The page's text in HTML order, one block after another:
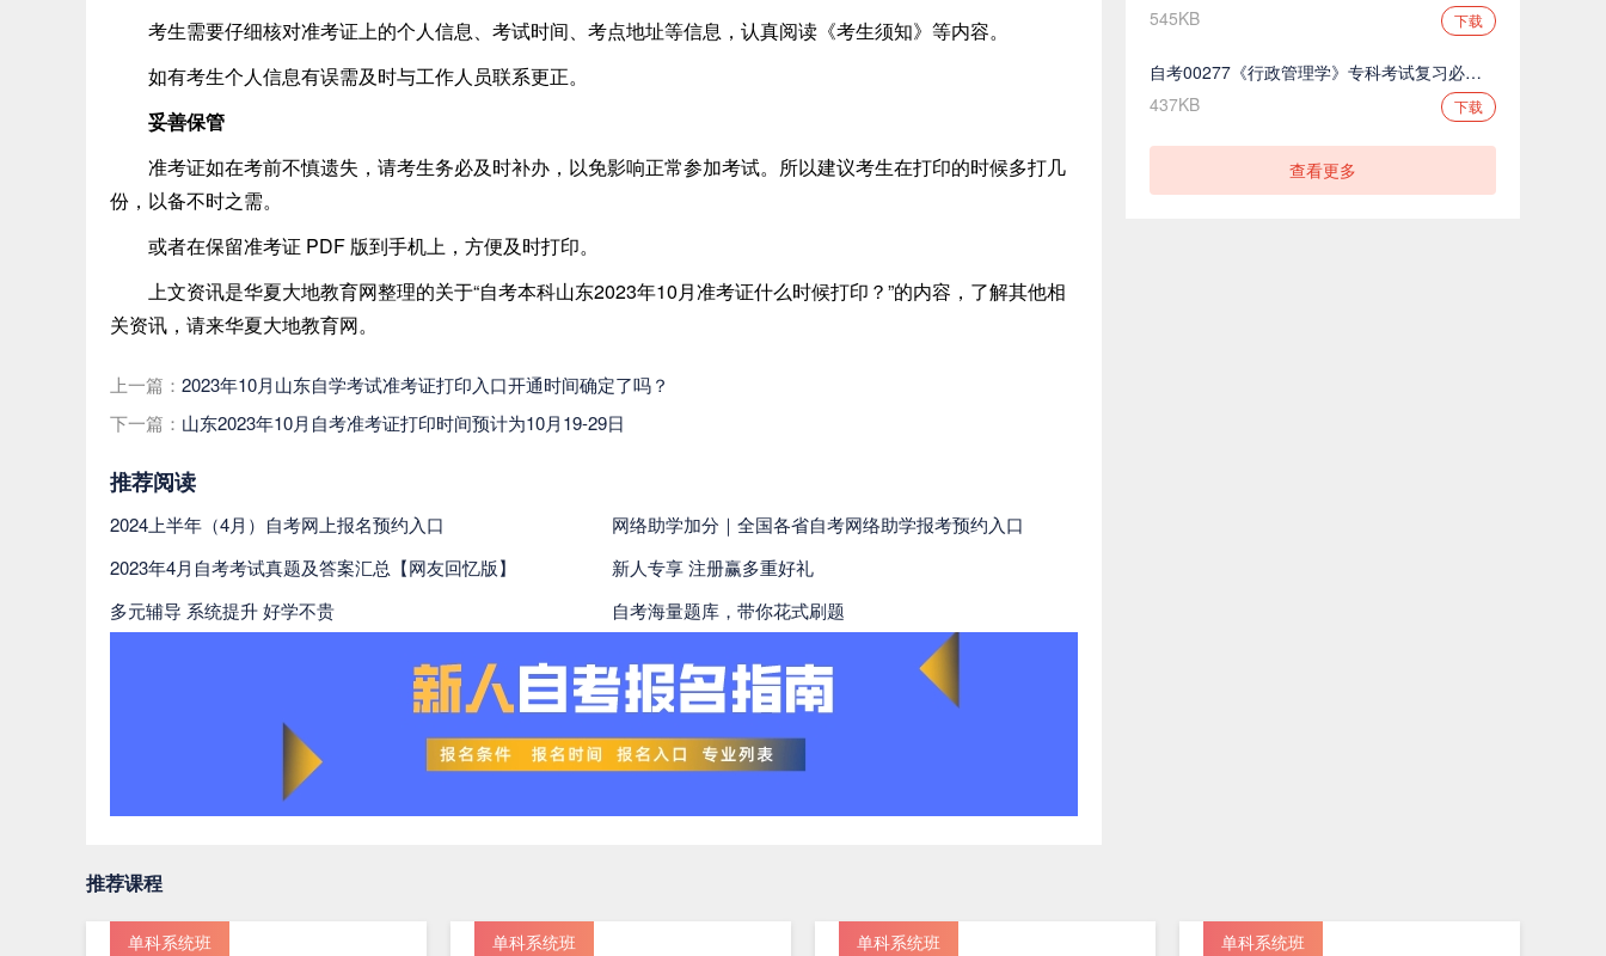
考生需要仔细核对准考证上的个人信息、考试时间、考点地址等信息，认真阅读《考生须知》等内容。
如有考生个人信息有误需及时与工作人员联系更正。
妥善保管
准考证如在考前不慎遗失，请考生务必及时补办，以免影响正常参加考试。所以建议考生在打印的时候多打几
份，以备不时之需。
或者在保留准考证 PDF 版到手机上，方便及时打印。
上文资讯是华夏大地教育网整理的关于“自考本科山东2023年10月准考证什么时候打印？”的内容，了解其他相
关资讯，请来华夏大地教育网。
上一篇： 2023年10月山东自学考试准考证打印入口开通时间确定了吗？
下一篇： 山东2023年10月自考准考证打印时间预计为10月19-29日
推荐阅读
2024上半年（4月）自考网上报名预约入口
网络助学加分｜全国各省自考网络助学报考预约入口
2023年4月自考考试真题及答案汇总【网友回忆版】
新人专享 注册赢多重好礼
多元辅导 系统提升 好学不贵
自考海量题库，带你花式刷题
545KB
下载
自考00277《行政管理学》专科考试复习必备.pdf.pdf
437KB
下载
查看更多
推荐课程
单科系统班 单科系统班 单科系统班 单科系统班